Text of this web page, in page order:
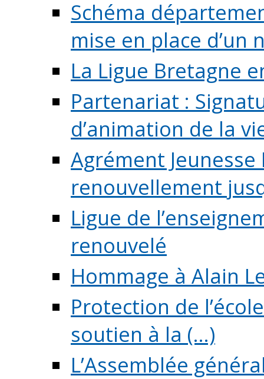
Schéma
mise en place d’un
La Ligue Bretagne
Partenariat :
d’animation de la
Agrément
renouvellement
Ligue de
renouvelé
Hommage à Alain
Protection de
soutien à la (...)
L’Assemblée